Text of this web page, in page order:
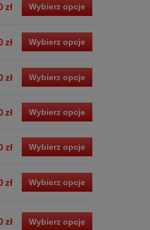
zł Wybierz opcje
zł Wybierz opcje
zł Wybierz opcje
zł Wybierz opcje
zł Wybierz opcje
zł Wybierz opcje
zł Wybierz opcje